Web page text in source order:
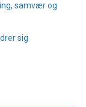
samvær og
sig